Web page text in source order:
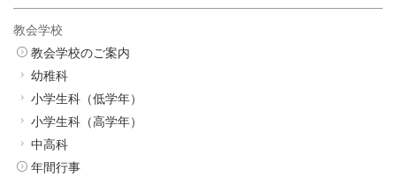
教会学校
教会学校のご案内
幼稚科
小学生科（低学年）
小学生科（高学年）
中高科
年間行事